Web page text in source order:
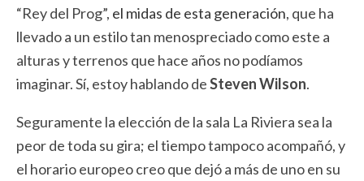
“Rey del Prog”, el midas de esta generación, que ha
llevado a un estilo tan menospreciado como este a
alturas y terrenos que hace años no podíamos
imaginar. Sí, estoy hablando deSteven Wilson.
Seguramente la elección de la sala La Riviera sea la
peor de toda su gira; el tiempo tampoco acompañó, y
el horario europeo creo que dejó a más de uno en su